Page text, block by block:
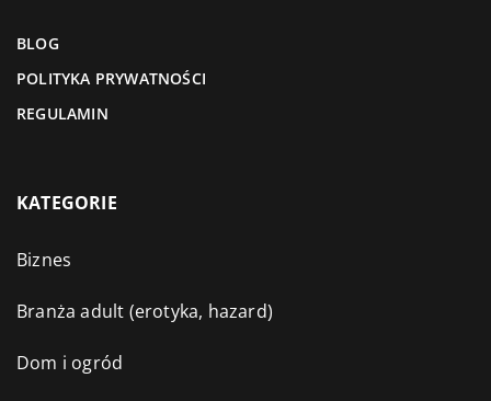
BLOG
POLITYKA PRYWATNOŚCI
REGULAMIN
KATEGORIE
Biznes
Branża adult (erotyka, hazard)
Dom i ogród